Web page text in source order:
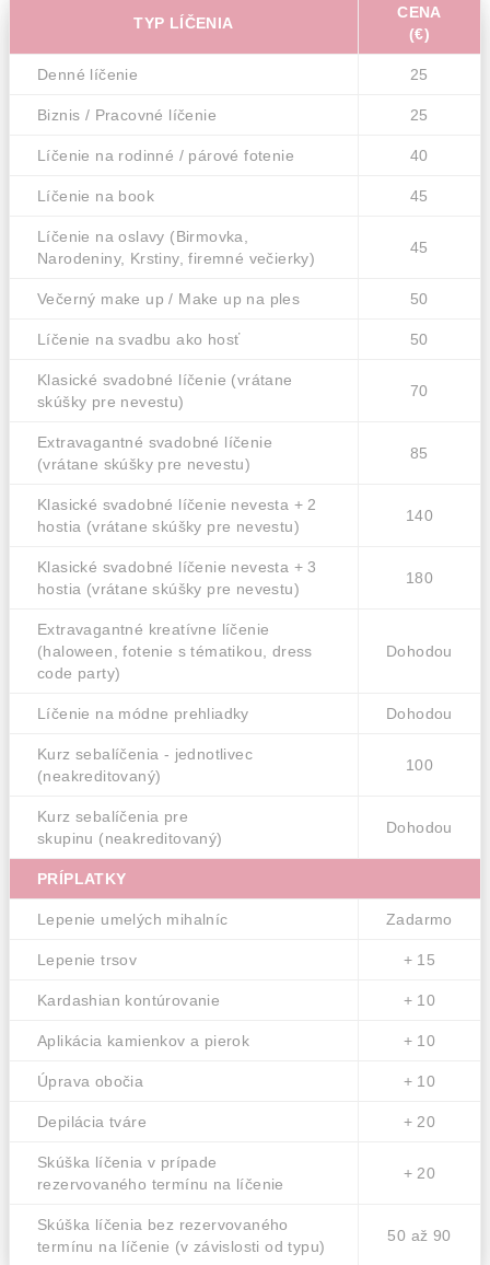
TYP LÍČENIA
CENA
(€)
Denné líčenie 25
Biznis / Pracovné líčenie 25
Líčenie na rodinné / párové fotenie 40
Líčenie na book 45
Líčenie na oslavy (Birmovka,
Narodeniny, Krstiny, firemné večierky)
45
Večerný make up / Make up na ples 50
Líčenie na svadbu ako hosť 50
Klasické svadobné líčenie (vrátane
skúšky pre nevestu)
70
Extravagantné svadobné líčenie
(vrátane skúšky pre nevestu)
85
Klasické svadobné líčenie nevesta + 2
hostia (vrátane skúšky pre nevestu)
140
Klasické svadobné líčenie nevesta + 3
hostia (vrátane skúšky pre nevestu)
180
Extravagantné kreatívne líčenie
(haloween, fotenie s tématikou, dress
code party)
Dohodou
Líčenie na módne prehliadky Dohodou
Kurz sebalíčenia - jednotlivec
(neakreditovaný)
100
Kurz sebalíčenia pre
skupinu (neakreditovaný)
Dohodou
PRÍPLATKY
Lepenie umelých mihalníc Zadarmo
Lepenie trsov + 15
Kardashian kontúrovanie + 10
Aplikácia kamienkov a pierok + 10
Úprava obočia + 10
Depilácia tváre + 20
Skúška líčenia v prípade
rezervovaného termínu na líčenie
+ 20
Skúška líčenia bez rezervovaného
termínu na líčenie (v závislosti od typu)
50 až 90